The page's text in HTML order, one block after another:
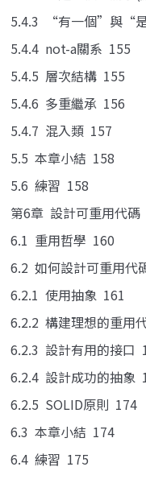
5.4.3 “有一個”與“
5.4.4 not-a關系 155
5.4.5 層次結構 155
5.4.6 多重繼承 156
5.4.7 混入類 157
5.5 本章小結 158
5.6 練習 158
第6章 設計可重用代碼
6.1 重用哲學 160
6.2 如何設計可重用代
6.2.1 使用抽象 161
6.2.2 構建理想的重用
6.2.3 設計有用的接口
6.2.4 設計成功的抽象
6.2.5 SOLID原則 174
6.3 本章小結 174
6.4 練習 175